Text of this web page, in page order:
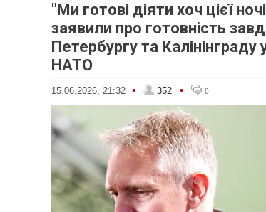
"Ми готові діяти хоч цієї
заявили про готовність
Петербургу та Калінінграду
НАТО
15.06.2026, 21:32 • 352 • 0